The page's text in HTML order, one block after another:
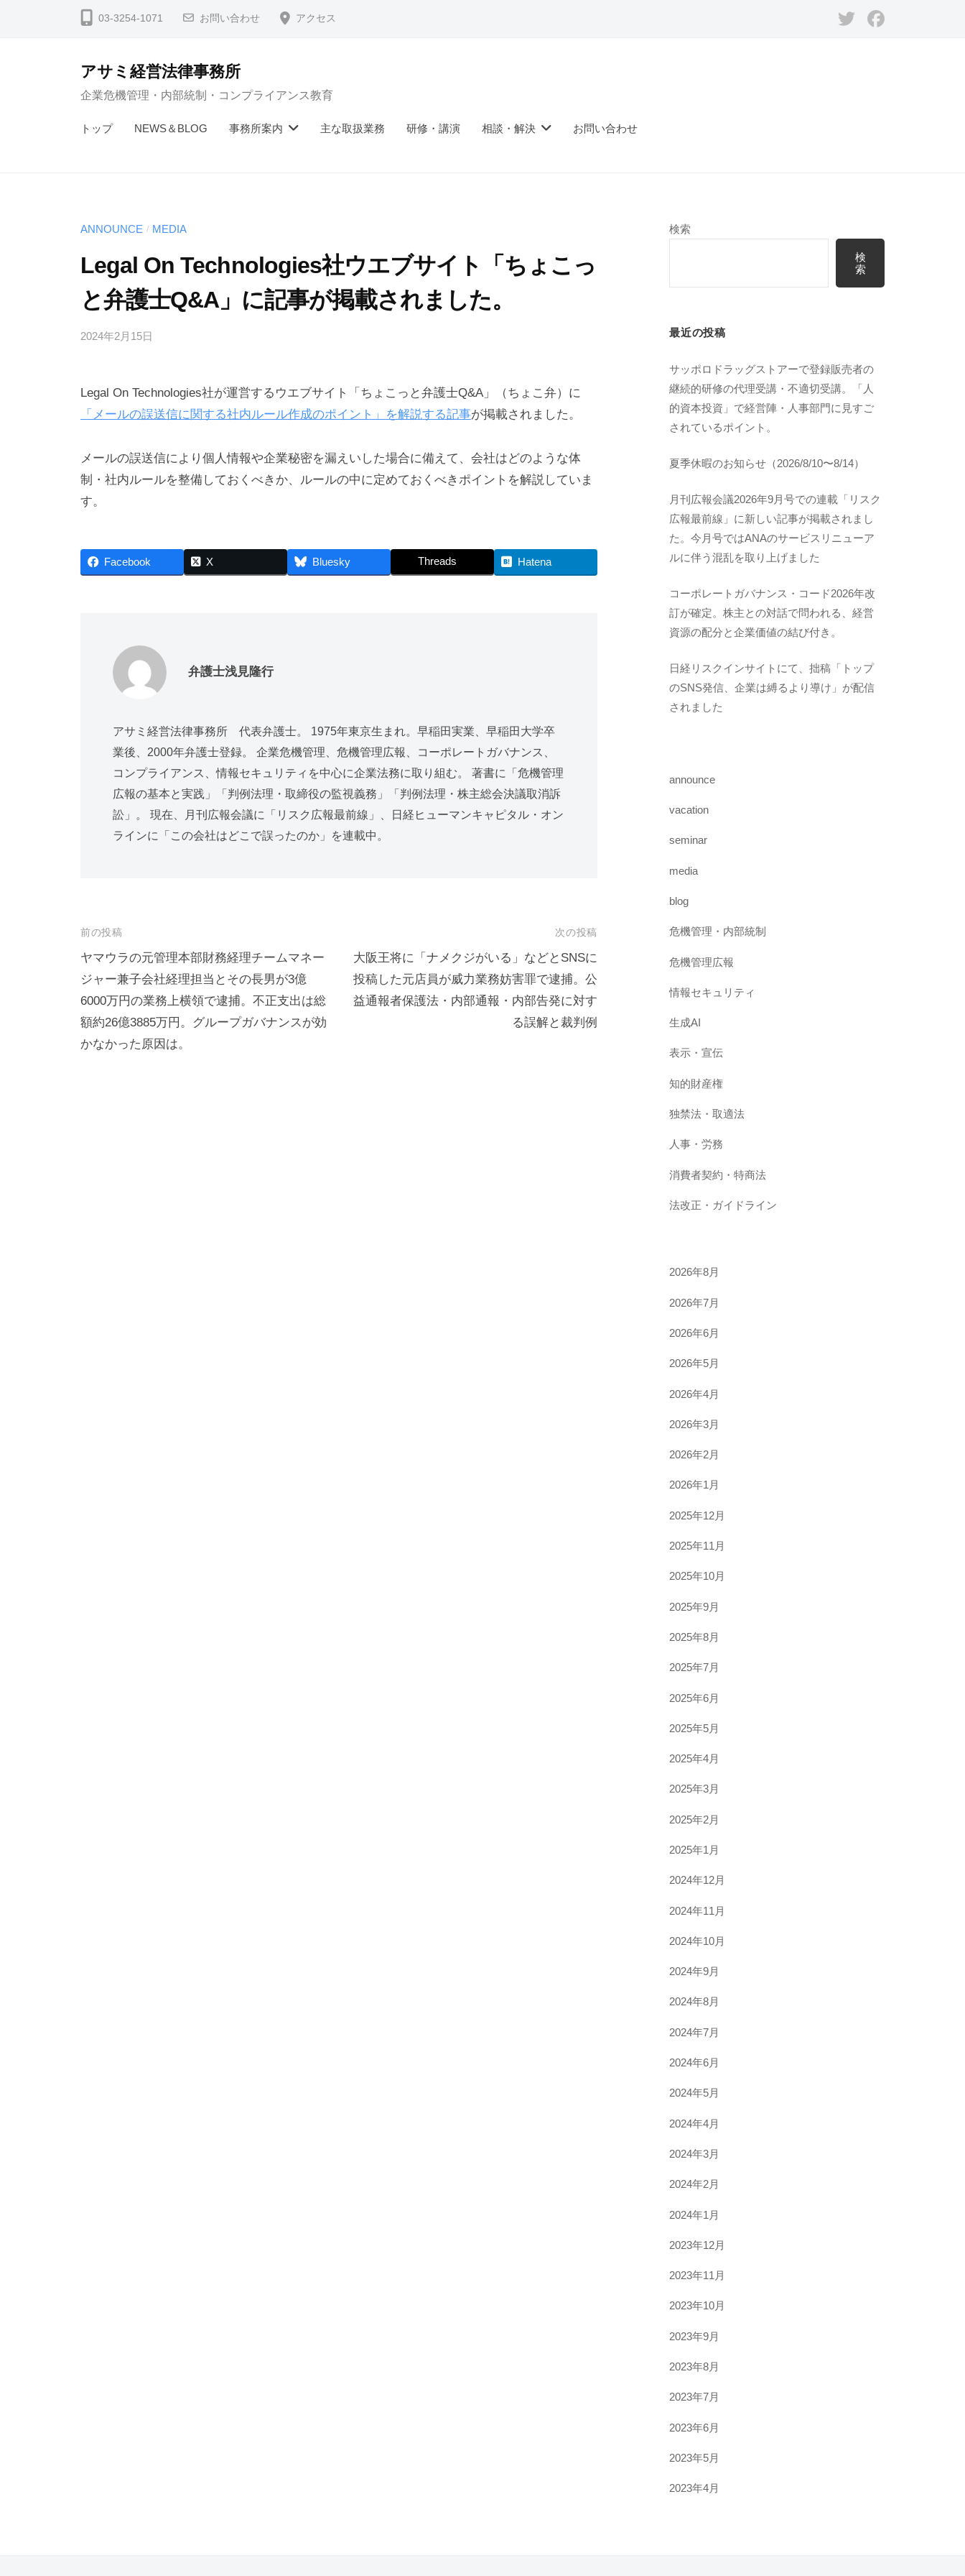
03-3254-1071 お問い合わせ アクセス TwitterFacebook
アサミ経営法律事務所
企業危機管理・内部統制・コンプライアンス教育
トップ NEWS＆BLOG 事務所案内 主な取扱業務 研修・講演 相談・解決 お問い合わせ
ANNOUNCE / MEDIA
Legal On Technologies社ウエブサイト「ちょこっ
と弁護士Q&A」に記事が掲載されました。
2024年2月15日
護
士
見
Legal On Technologies社が運営するウエブサイト「ちょこっと弁護士Q&A」（ちょこ弁）に
「メールの誤送信に関する社内ルール作成のポイント」を解説する記事が掲載されました。
メールの誤送信により個人情報や企業秘密を漏えいした場合に備えて、会社はどのような体
制・社内ルールを整備しておくべきか、ルールの中に定めておくべきポイントを解説していま
す。
Facebook X Bluesky Threads Hatena
弁護士浅見隆行
アサミ経営法律事務所 代表弁護士。 1975年東京生まれ。早稲田実業、早稲田大学卒
業後、2000年弁護士登録。 企業危機管理、危機管理広報、コーポレートガバナンス、
コンプライアンス、情報セキュリティを中心に企業法務に取り組む。 著書に「危機管理
広報の基本と実践」「判例法理・取締役の監視義務」「判例法理・株主総会決議取消訴
訟」。 現在、月刊広報会議に「リスク広報最前線」、日経ヒューマンキャピタル・オン
ラインに「この会社はどこで誤ったのか」を連載中。
投
稿
ナ
ビ
ゲ
ー
前の投稿
ヤマウラの元管理本部財務経理チームマネー
ジャー兼子会社経理担当とその長男が3億
6000万円の業務上横領で逮捕。不正支出は総
額約26億3885万円。グループガバナンスが効
かなかった原因は。
次の投稿
大阪王将に「ナメクジがいる」などとSNSに
投稿した元店員が威力業務妨害罪で逮捕。公
益通報者保護法・内部通報・内部告発に対す
る誤解と裁判例
検索
検
索
最近の投稿
サッポロドラッグストアーで登録販売者の
継続的研修の代理受講・不適切受講。「人
的資本投資」で経営陣・人事部門に見すご
されているポイント。
夏季休暇のお知らせ（2026/8/10〜8/14）
月刊広報会議2026年9月号での連載「リスク
広報最前線」に新しい記事が掲載されまし
た。今月号ではANAのサービスリニューア
ルに伴う混乱を取り上げました
コーポレートガバナンス・コード2026年改
訂が確定。株主との対話で問われる、経営
資源の配分と企業価値の結び付き。
日経リスクインサイトにて、拙稿「トップ
のSNS発信、企業は縛るより導け」が配信
されました
announce
vacation
seminar
media
blog
危機管理・内部統制
危機管理広報
情報セキュリティ
生成AI
表示・宣伝
知的財産権
独禁法・取適法
人事・労務
消費者契約・特商法
法改正・ガイドライン
2026年8月
2026年7月
2026年6月
2026年5月
2026年4月
2026年3月
2026年2月
2026年1月
2025年12月
2025年11月
2025年10月
2025年9月
2025年8月
2025年7月
2025年6月
2025年5月
2025年4月
2025年3月
2025年2月
2025年1月
2024年12月
2024年11月
2024年10月
2024年9月
2024年8月
2024年7月
2024年6月
2024年5月
2024年4月
2024年3月
2024年2月
2024年1月
2023年12月
2023年11月
2023年10月
2023年9月
2023年8月
2023年7月
2023年6月
2023年5月
2023年4月